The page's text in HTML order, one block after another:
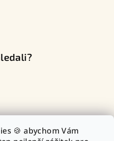
🍪 abychom Vám